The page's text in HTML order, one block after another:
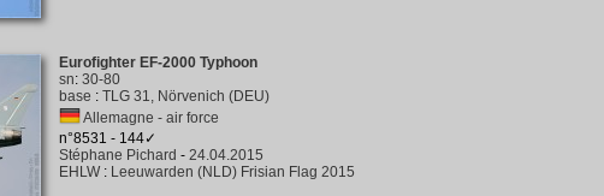
Eurofighter EF-2000 Typhoon
sn: 30-80
base : TLG 31, Nörvenich (DEU)
Allemagne - air force
n°8531 - 144✓
Stéphane Pichard - 24.04.2015
EHLW : Leeuwarden (NLD) Frisian Flag 2015